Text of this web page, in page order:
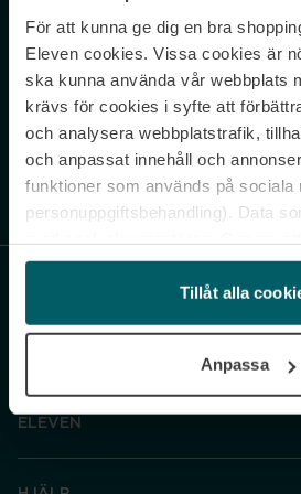
För att kunna ge dig en bra
Eleven cookies. Vissa cookies är
ska kunna använda vår webbplats
krävs för cookies i syfte att
och analysera webbplatstrafik,
och anpassat innehåll och
funktioner som används på sociala
personuppgiftsbehandling). Data
och gå vidare” accepterar du
under ”Inställningar” kan anpassa
cookies. Du kan återkalla ditt
Tillåt alla
Anpassa
Never miss a beat.
Sign up to our
Genom att prenumerera accepterar du vår
ELEVEN